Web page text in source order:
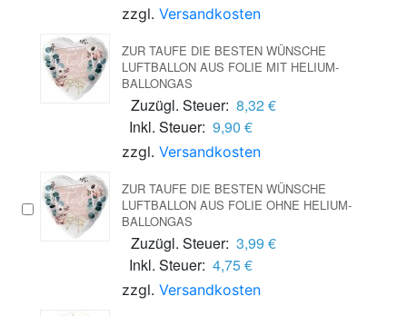
zzgl. Versandkosten
ZUR TAUFE DIE BESTEN WÜNSCHE
LUFTBALLON AUS FOLIE MIT HELIUM-
BALLONGAS
Zuzügl. Steuer: 8,32 €
Inkl. Steuer: 9,90 €
zzgl. Versandkosten
ZUR TAUFE DIE BESTEN WÜNSCHE
LUFTBALLON AUS FOLIE OHNE HELIUM-
BALLONGAS
Zuzügl. Steuer: 3,99 €
Inkl. Steuer: 4,75 €
zzgl. Versandkosten